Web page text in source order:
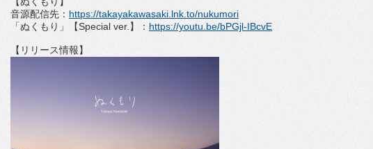
音源配信先： https://takayakawasaki. lnk.to/nukumori
「ぬくもり」【Special ver. 】： https://youtu.be/bPGjl-IBcvE
【リリース情報】